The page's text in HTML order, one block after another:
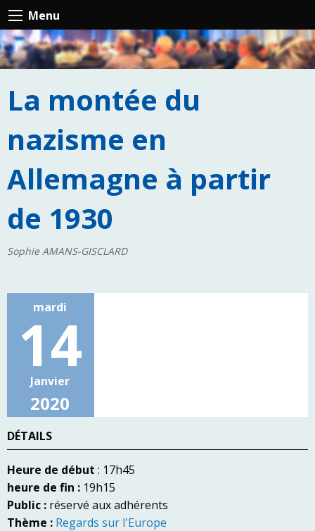
Menu
La montée du
nazisme en
Allemagne à partir
de 1930
Sophie AMANS-GISCLARD
mardi
14
Janvier
2020
DÉTAILS
Heure de début : 17h45
heure de fin : 19h15
Public : réservé aux adhérents
Thème : Regards sur l'Europe